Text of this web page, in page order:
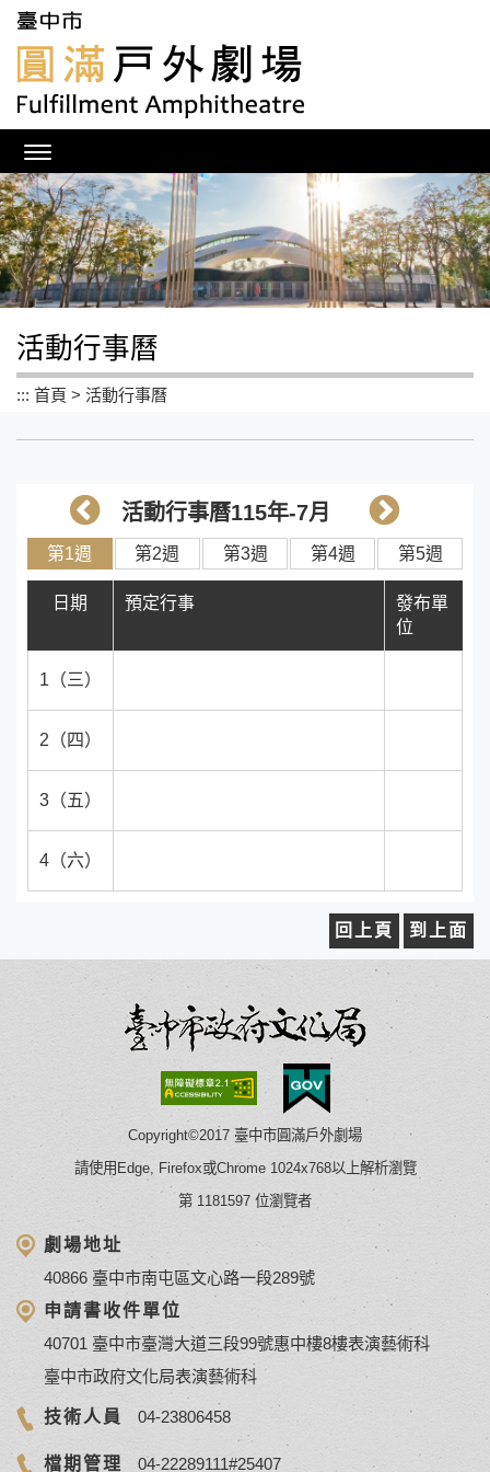
容
塊
活動行事曆
::: 首頁 > 活動行事曆
上
個
活動行事曆115年-7月
下
個
月
第1週 第2週 第3週 第4週 第5週
日期 預定行事
發布單
位
1（三）
2（四）
3（五）
4（六）
回上頁 到上面
Copyright©2017 臺中市圓滿戶外劇場
請使用Edge, Firefox或Chrome 1024x768以上解析瀏覽
第 1181597 位瀏覽者
劇場地址
40866 臺中市南屯區文心路一段289號
申請書收件單位
40701 臺中市臺灣大道三段99號惠中樓8樓表演藝術科
臺中市政府文化局表演藝術科
技術人員 04-23806458
檔期管理 04-22289111#25407